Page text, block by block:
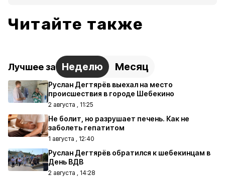
Читайте также
Лучшее за Неделю Месяц
Руслан Дегтярёв выехал на место
происшествия в городе Шебекино
2 августа , 11:25
Не болит, но разрушает печень. Как не
заболеть гепатитом
1 августа , 12:40
Руслан Дегтярёв обратился к шебекинцам в
День ВДВ
2 августа , 14:28